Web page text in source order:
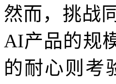
然而，挑战
AI产品的规
的耐心则考